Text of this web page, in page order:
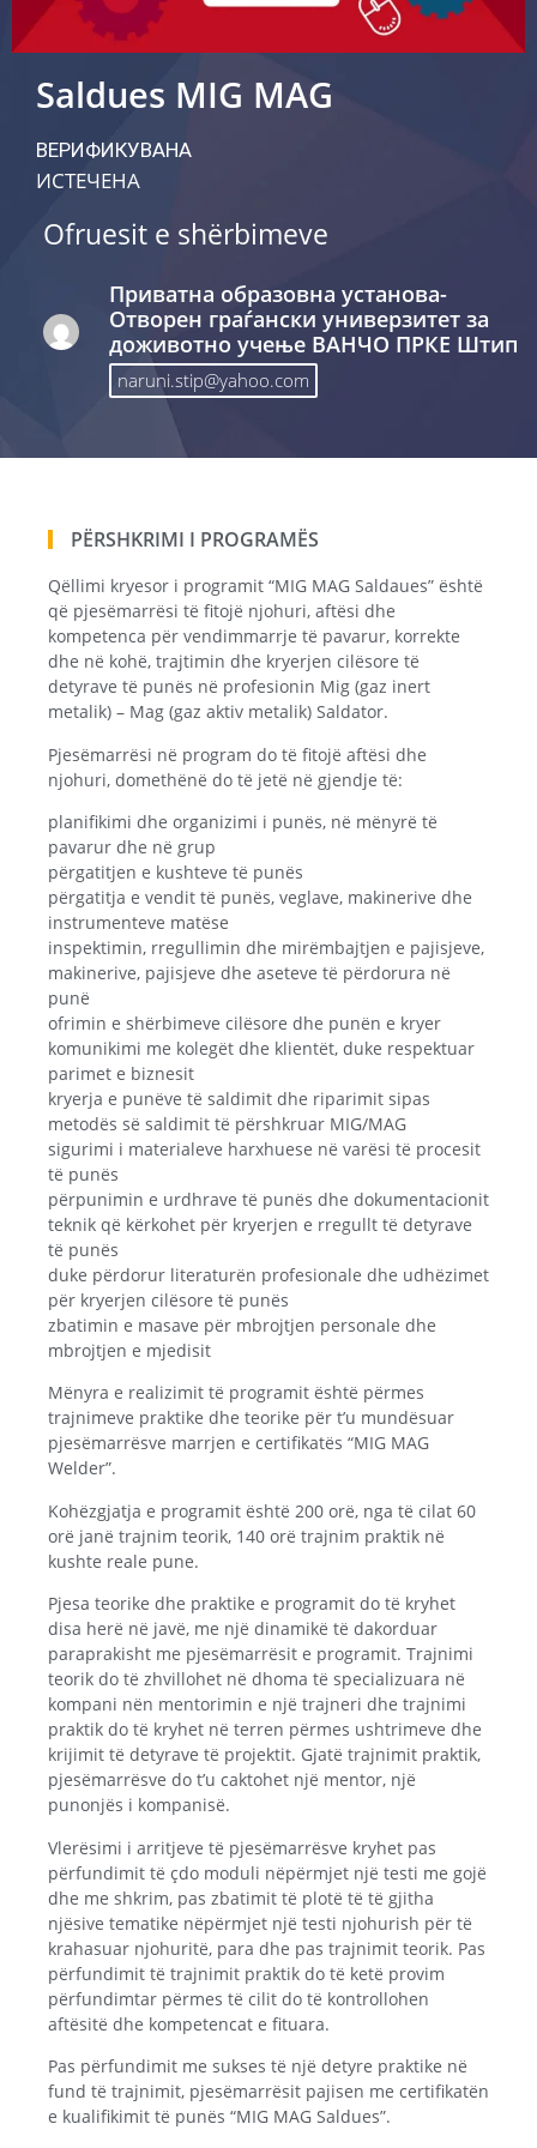
Saldues MIG MAG
ВЕРИФИКУВАНА
ИСТЕЧЕНА
Ofruesit e shërbimeve
Приватна образовна установа-
Отворен граѓански универзитет за
доживотно учење ВАНЧО ПРКЕ Штип
naruni.stip@yahoo.com
PËRSHKRIMI I PROGRAMËS
Qëllimi kryesor i programit “MIG MAG Saldaues” është
që pjesëmarrësi të fitojë njohuri, aftësi dhe
kompetenca për vendimmarrje të pavarur, korrekte
dhe në kohë, trajtimin dhe kryerjen cilësore të
detyrave të punës në profesionin Mig (gaz inert
metalik) – Mag (gaz aktiv metalik) Saldator.
Pjesëmarrësi në program do të fitojë aftësi dhe
njohuri, domethënë do të jetë në gjendje të:
planifikimi dhe organizimi i punës, në mënyrë të
pavarur dhe në grup
përgatitjen e kushteve të punës
përgatitja e vendit të punës, veglave, makinerive dhe
instrumenteve matëse
inspektimin, rregullimin dhe mirëmbajtjen e pajisjeve,
makinerive, pajisjeve dhe aseteve të përdorura në
punë
ofrimin e shërbimeve cilësore dhe punën e kryer
komunikimi me kolegët dhe klientët, duke respektuar
parimet e biznesit
kryerja e punëve të saldimit dhe riparimit sipas
metodës së saldimit të përshkruar MIG/MAG
sigurimi i materialeve harxhuese në varësi të procesit
të punës
përpunimin e urdhrave të punës dhe dokumentacionit
teknik që kërkohet për kryerjen e rregullt të detyrave
të punës
duke përdorur literaturën profesionale dhe udhëzimet
për kryerjen cilësore të punës
zbatimin e masave për mbrojtjen personale dhe
mbrojtjen e mjedisit
Mënyra e realizimit të programit është përmes
trajnimeve praktike dhe teorike për t’u mundësuar
pjesëmarrësve marrjen e certifikatës “MIG MAG
Welder”.
Kohëzgjatja e programit është 200 orë, nga të cilat 60
orë janë trajnim teorik, 140 orë trajnim praktik në
kushte reale pune.
Pjesa teorike dhe praktike e programit do të kryhet
disa herë në javë, me një dinamikë të dakorduar
paraprakisht me pjesëmarrësit e programit. Trajnimi
teorik do të zhvillohet në dhoma të specializuara në
kompani nën mentorimin e një trajneri dhe trajnimi
praktik do të kryhet në terren përmes ushtrimeve dhe
krijimit të detyrave të projektit. Gjatë trajnimit praktik,
pjesëmarrësve do t’u caktohet një mentor, një
punonjës i kompanisë.
Vlerësimi i arritjeve të pjesëmarrësve kryhet pas
përfundimit të çdo moduli nëpërmjet një testi me gojë
dhe me shkrim, pas zbatimit të plotë të të gjitha
njësive tematike nëpërmjet një testi njohurish për të
krahasuar njohuritë, para dhe pas trajnimit teorik. Pas
përfundimit të trajnimit praktik do të ketë provim
përfundimtar përmes të cilit do të kontrollohen
aftësitë dhe kompetencat e fituara.
Pas përfundimit me sukses të një detyre praktike në
fund të trajnimit, pjesëmarrësit pajisen me certifikatën
e kualifikimit të punës “MIG MAG Saldues”.